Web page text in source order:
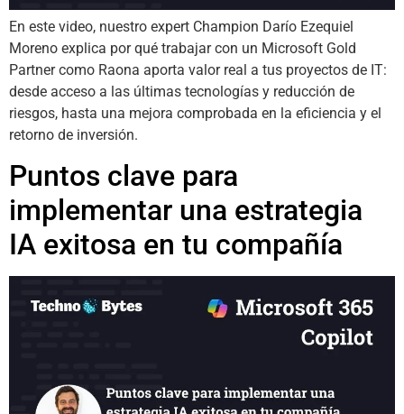
En este video, nuestro expert Champion Darío Ezequiel
Moreno explica por qué trabajar con un Microsoft Gold
Partner como Raona aporta valor real a tus proyectos de IT:
desde acceso a las últimas tecnologías y reducción de
riesgos, hasta una mejora comprobada en la eficiencia y el
retorno de inversión.
Puntos clave para
implementar una estrategia
IA exitosa en tu compañía